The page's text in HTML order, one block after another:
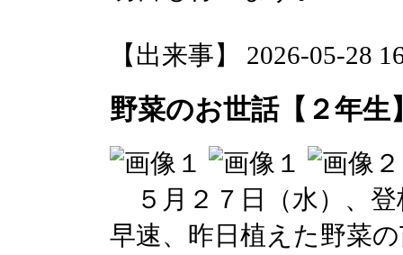
【出来事】 2026-05-28
野菜のお世話【２年生
５月２７日（水）、
早速、昨日植えた野菜